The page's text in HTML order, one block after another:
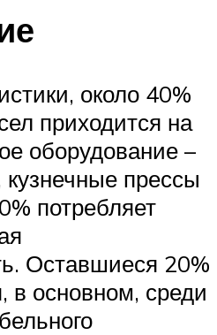
около 40%
приходится на
оборудование –
прессы
потребляет
Оставшиеся 20%
в основном, среди